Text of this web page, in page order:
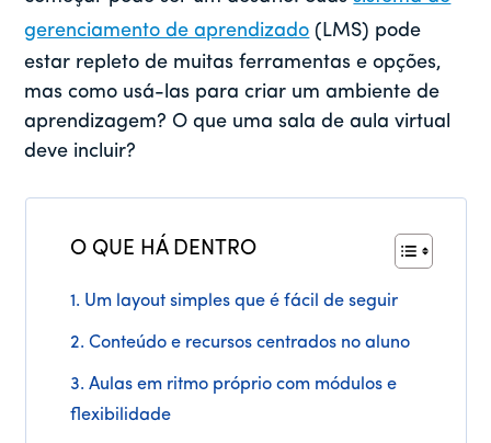
gerenciamento de aprendizado (LMS) pode
estar repleto de muitas ferramentas e opções,
mas como usá-las para criar um ambiente de
aprendizagem? O que uma sala de aula virtual
deve incluir?
O QUE HÁ DENTRO
1. Um layout simples que é fácil de seguir
2. Conteúdo e recursos centrados no aluno
3. Aulas em ritmo próprio com módulos e
flexibilidade